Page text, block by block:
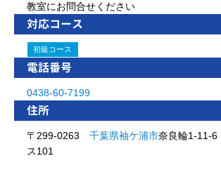
教室にお問合せください
対応コース
初級コース
電話番号
0438-60-7199
住所
〒299-0263 千葉県袖ケ浦市奈良輪1-11-6
ス101